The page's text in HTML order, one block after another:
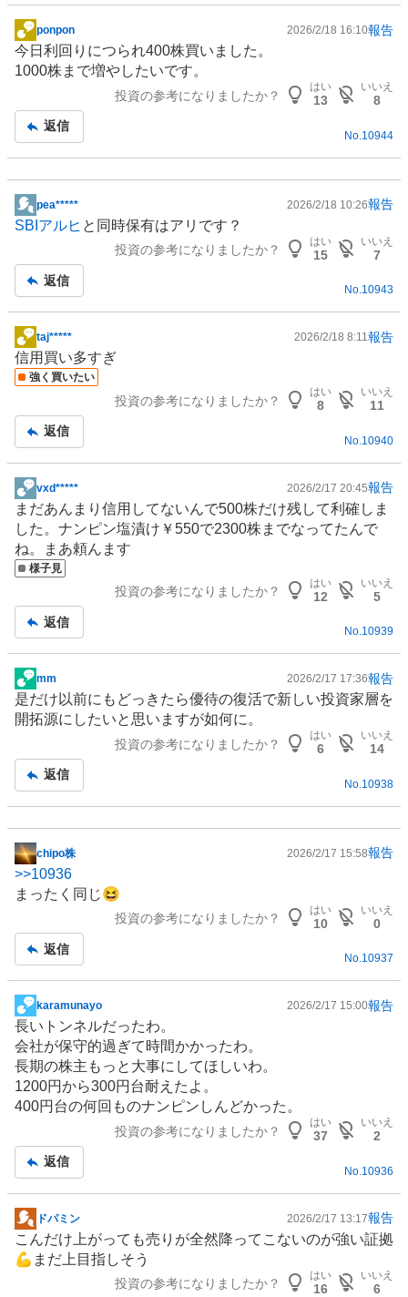
掲
示
板
ponpon 2026/2/18 16:10報告
今日利回りにつられ400株買いました。
1000株まで増やしたいです。
投資の参考になりましたか？
はい
13
いいえ
8
返信
No. 10944
掲
示
事
pea***** 2026/2/18 10:26報告
SBIアルヒ と同時保有はアリです？
投資の参考になりましたか？
はい
15
いいえ
7
返信
No.10943
掲
示
板
taj***** 2026/2/18 8:11報告
信用買い多すぎ
強く買いたい
投資の参考になりましたか？
はい
8
いいえ
11
返信
No. 10940
掲
示
板
記
事
vxd***** 2026/2/17 20:45報告
まだあんまり信用してないんで500株だけ残して利確しま
した。ナンピン塩漬け￥550で2300株までなってたんで
ね。まあ頼んます
様子見
投資の参考になりましたか？
はい
12
いいえ
5
返信
No.10939
掲
示
板
mm 2026/2/17 17:36報告
是だけ以前にもどっきたら優待の復活で新しい投資家層を
開拓源にしたいと思いますが如何に。
投資の参考になりましたか？
はい
6
いいえ
14
返信
No. 10938
掲
示
板
chipo株 2026/2/17 15:58報告
>>10936
まったく同じ😆
投資の参考になりましたか？
はい
10
いいえ
0
返信
No.10937
掲
示
板
記
事
karamunayo 2026/2/17 15:00報告
長い トンネルだったわ。
会社が保守的過ぎて時間かかったわ。
長期の株主もっと大事にしてほしいわ。
1200円から300円台耐えたよ。
400円台の何回ものナンピンしんどかった。
投資の参考になりましたか？
はい
37
いいえ
2
返信
No. 10936
掲
示
板
ドパミン 2026/2/17 13:17報告
こんだけ上がっても売りが全然降ってこないのが強い証拠
💪まだ上目指しそう
投資の参考になりましたか？
はい
16
いいえ
6